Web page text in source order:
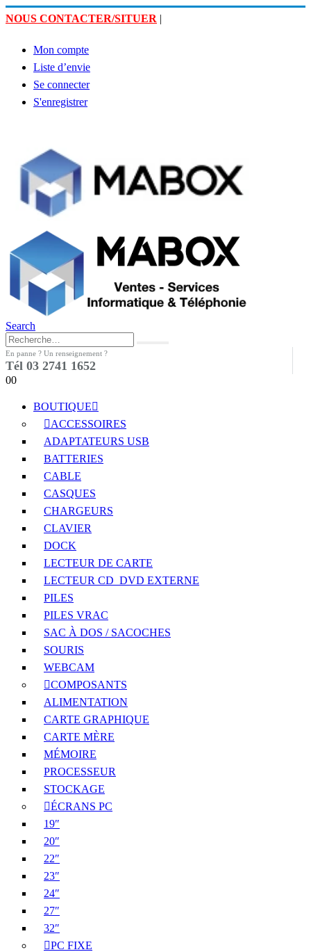
NOUS CONTACTER/SITUER |
Mon compte
Liste d’envie
Se connecter
S'enregistrer
Search
En panne ? Un renseignement ?
Tél 03 2741 1652
00
BOUTIQUE
ACCESSOIRES
ADAPTATEURS USB
BATTERIES
CABLE
CASQUES
CHARGEURS
CLAVIER
DOCK
LECTEUR DE CARTE
LECTEUR CD_DVD EXTERNE
PILES
PILES VRAC
SAC À DOS / SACOCHES
SOURIS
WEBCAM
COMPOSANTS
ALIMENTATION
CARTE GRAPHIQUE
CARTE MÈRE
MÉMOIRE
PROCESSEUR
STOCKAGE
ÉCRANS PC
19″
20″
22″
23″
24″
27″
32″
PC FIXE